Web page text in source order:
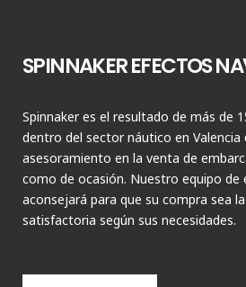
SPINNAKER EFECTOS
Spinnaker es el resultado de más de
dentro del sector náutico en Valencia
asesoramiento en la venta de
como de ocasión. Nuestro equipo de
aconsejará para que su compra sea
satisfactoria según sus necesidades.